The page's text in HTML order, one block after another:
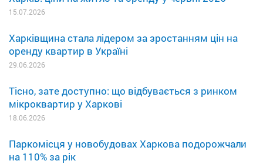
15.07.2026
Харківщина стала лідером за зростанням цін на
оренду квартир в Україні
29.06.2026
Тісно, зате доступно: що відбувається з ринком
мікроквартир у Харкові
18.06.2026
Паркомісця у новобудовах Харкова подорожчали
на 110% за рік